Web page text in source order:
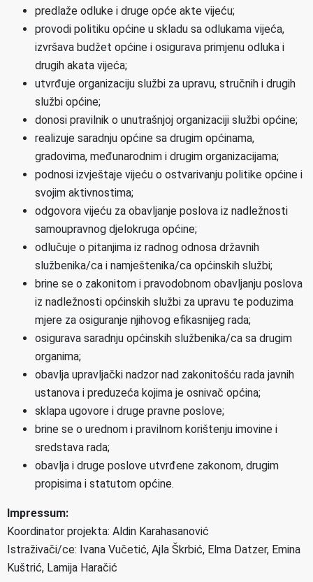
predlaže odluke i druge opće akte vijeću;
provodi politiku općine u skladu sa odlukama vijeća,
izvršava budžet općine i osigurava primjenu odluka i
drugih akata vijeća;
utvrđuje organizaciju službi za upravu, stručnih i drugih
službi općine;
donosi pravilnik o unutrašnjoj organizaciji službi općine;
realizuje saradnju općine sa drugim općinama,
gradovima, međunarodnim i drugim organizacijama;
podnosi izvještaje vijeću o ostvarivanju politike općine i
svojim aktivnostima;
odgovora vijeću za obavljanje poslova iz nadležnosti
samoupravnog djelokruga općine;
odlučuje o pitanjima iz radnog odnosa državnih
službenika/ca i namještenika/ca općinskih službi;
brine se o zakonitom i pravodobnom obavljanju poslova
iz nadležnosti općinskih službi za upravu te poduzima
mjere za osiguranje njihovog efikasnijeg rada;
osigurava saradnju općinskih službenika/ca sa drugim
organima;
obavlja upravljački nadzor nad zakonitošću rada javnih
ustanova i preduzeća kojima je osnivač općina;
sklapa ugovore i druge pravne poslove;
brine se o urednom i pravilnom korištenju imovine i
sredstava rada;
obavlja i druge poslove utvrđene zakonom, drugim
propisima i statutom općine.
Impressum:
Koordinator projekta: Aldin Karahasanović
Istraživači/ce: Ivana Vučetić, Ajla Škrbić, Elma Datzer, Emina
Kuštrić, Lamija Haračić